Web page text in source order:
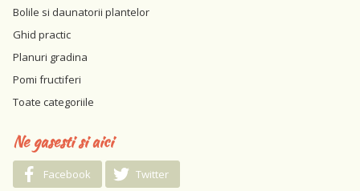
Bolile si daunatorii plantelor
Ghid practic
Planuri gradina
Pomi fructiferi
Toate categoriile
Ne gasesti si aici
Facebook Twitter